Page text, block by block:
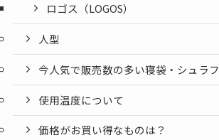
ロゴス（LOGOS）
人型
今人気で販売数の多い寝袋・シュラ
使用温度について
価格がお買い得なものは？